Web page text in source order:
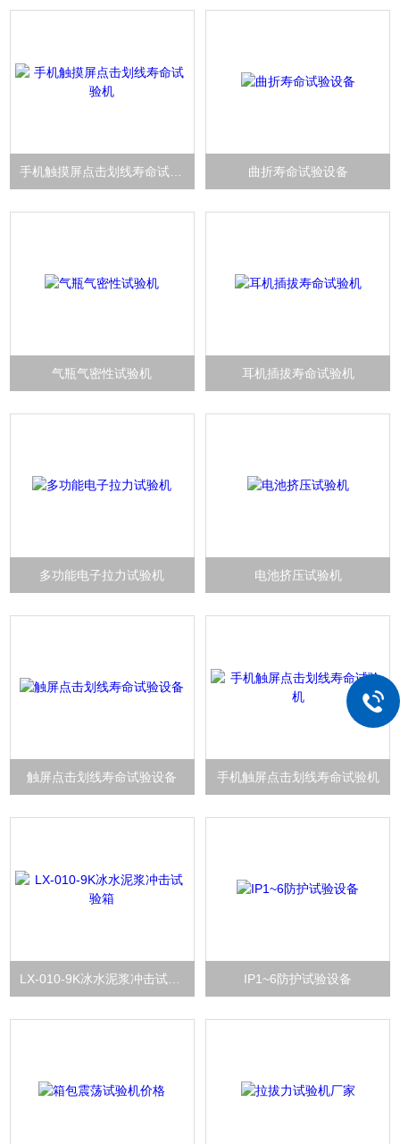
曲折寿命试验设备
气瓶气密性试验机 耳机插拔寿命试验机
多功能电子拉力试验机 电池挤压试验机
触屏点击划线寿命试验设备 手机触屏点击划线寿命试验机
IP1~6防护试验设备